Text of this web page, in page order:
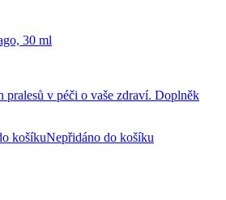
30 ml
pralesů v péči o vaše zdraví. Doplněk
košíkuNepřidáno do košíku